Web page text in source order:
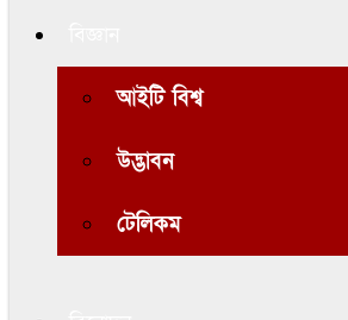
আইটি বিশ্ব
উদ্ভাবন
টেলিকম